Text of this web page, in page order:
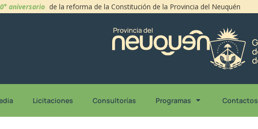
aniversario de la reforma de la Constitución de la Provincia del Neuquén
Licitaciones Consultorías Programas Contactos